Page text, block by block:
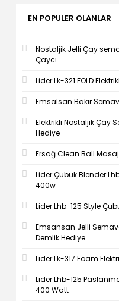
EN POPULER OLANLAR
Nostaljik Jelli Çay
Çaycı
Lider Lk-321 FOLD
Emsalsan Bakır
Elektrikli Nostaljik Çay
Hediye
Ersağ Clean Ball Masaj
Lider Çubuk Blender
400w
Lider Lhb-125 Style
Emsansan Jelli
Demlik Hediye
Lider Lk-317 Foam
Lider Lhb-125
400 Watt